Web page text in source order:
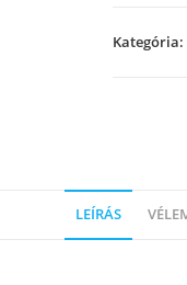
Kategória:
LEÍRÁS